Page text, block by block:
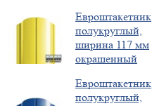
Евроштакетник
полукруглый,
ширина 117 мм
окрашенный
Евроштакетник
полукруглый,